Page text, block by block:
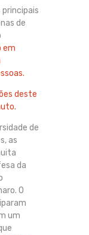
de
em
deste
de
as
da
O
um